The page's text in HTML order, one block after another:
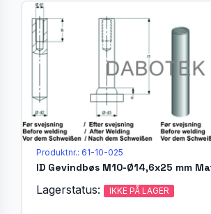
Produktnr.: 61-10-025
Lagerstatus: IKKE PÅ LAGER